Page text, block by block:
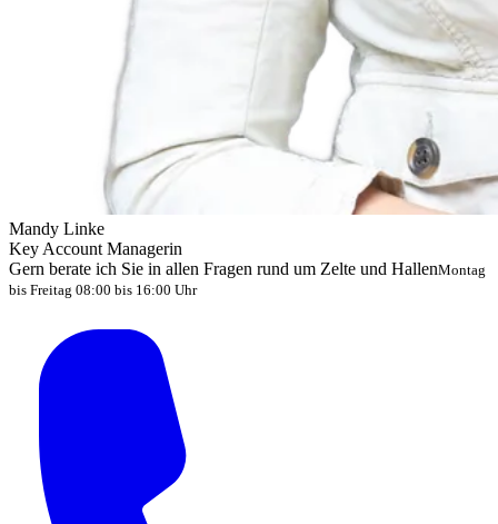
Mandy Linke
Key Account Managerin
Gern berate ich Sie in allen Fragen rund um Zelte und HallenMontag
bis Freitag 08:00 bis 16:00 Uhr